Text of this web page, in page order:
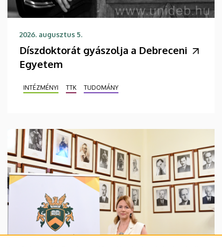
2026. augusztus 5.
Díszdoktorát gyászolja a Debreceni
Egyetem
INTÉZMÉNYI TTK TUDOMÁNY